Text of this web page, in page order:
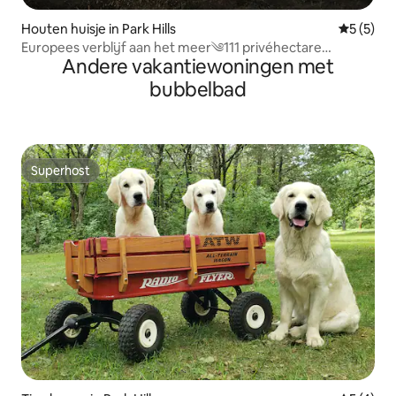
Houten huisje in Park Hills
5 (5)
Europees verblijf aan het meer༄111 privéhectare
༄BubbelbadAndere vakantiewoningen met
bubbelbad
Superhost
Superhost